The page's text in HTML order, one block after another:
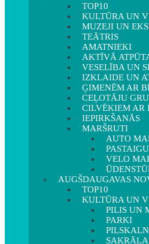
TOP10
KULTŪRA UN
MUZEJI UN
TEĀTRIS
AMATNIEKI
AKTĪVĀ
VESELĪBA UN
IZKLAIDE UN
ĢIMENĒM AR
CEĻOTĀJU
CILVĒKIEM
IEPIRKŠANĀS
MARŠRUTI
AUTO
VELO
AUGŠDAUGAVAS
TOP10
KULTŪRA UN
PILIS UN
PARKI